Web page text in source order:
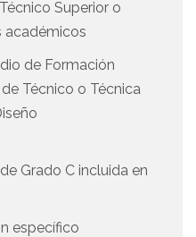
Superior o
académicos
de Formación
Técnico o Técnica
Grado C incluida en
específico